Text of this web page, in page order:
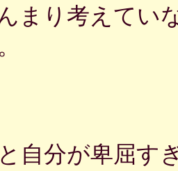
まり考えてい
自分が卑屈す